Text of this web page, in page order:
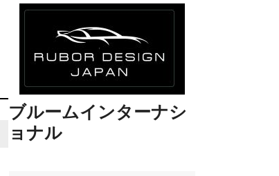
ブルームインターナシ
ョナル